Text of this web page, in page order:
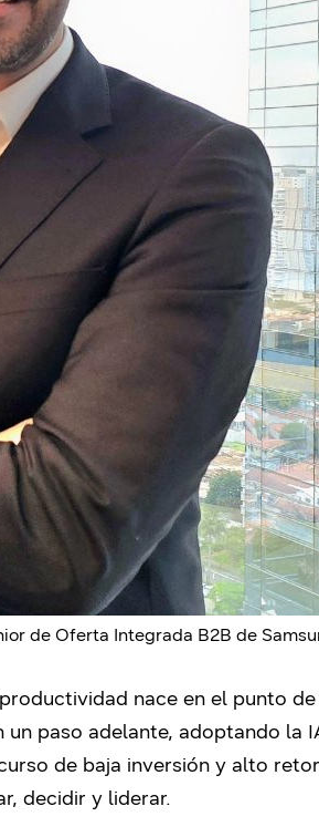
de Oferta Integrada B2B de
nace en el punto
paso adelante, adoptando la
de baja inversión y alto
decidir y liderar.